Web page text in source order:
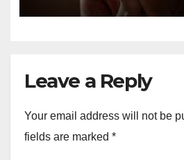
Leave a Reply
Your email address will not be
fields are marked *